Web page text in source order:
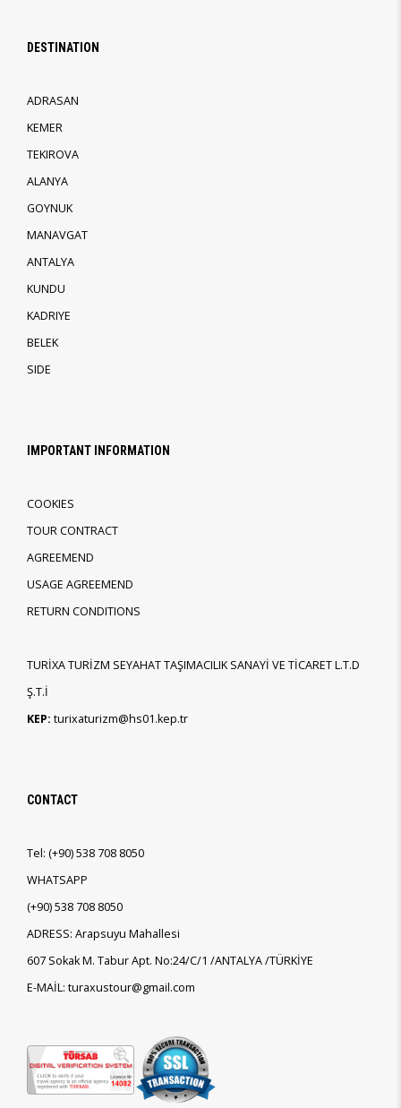
DESTINATION
ADRASAN
KEMER
TEKIROVA
ALANYA
GOYNUK
MANAVGAT
ANTALYA
KUNDU
KADRIYE
BELEK
SIDE
IMPORTANT INFORMATION
COOKIES
TOUR CONTRACT
AGREEMEND
USAGE AGREEMEND
RETURN CONDITIONS
TURİXA TURİZM SEYAHAT TAŞIMACILIK SANAYİ VE TİCARET L.T.D
Ş.T.İ
KEP: turixaturizm@hs01.kep.tr
CONTACT
Tel: (+90)538 708 8050
WHATSAPP
(+90)538 708 8050
ADRESS: Arapsuyu Mahallesi
607 Sokak M. Tabur Apt. No:24/C/1 /ANTALYA /TÜRKİYE
E-MAİL: turaxustour@gmail.com